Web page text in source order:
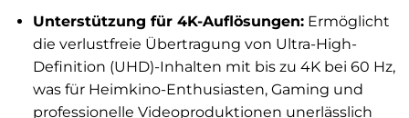
Unterstützung für 4K-Auflösungen:Ermöglicht
die verlustfreie Übertragung von Ultra-High-
Definition (UHD)-Inhalten mit bis zu 4K bei 60 Hz,
was für Heimkino-Enthusiasten, Gaming und
professionelle Videoproduktionen unerlässlich